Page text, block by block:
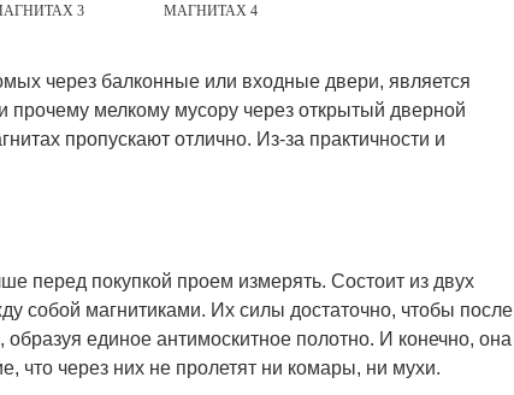
3
МАГНИТАХ 4
через балконные или входные двери, является
прочему мелкому мусору через открытый дверной
пропускают отлично. Из-за практичности и
перед покупкой проем измерять. Состоит из двух
собой магнитиками. Их силы достаточно, чтобы после
единое антимоскитное полотно. И конечно, она
что через них не пролетят ни комары, ни мухи.